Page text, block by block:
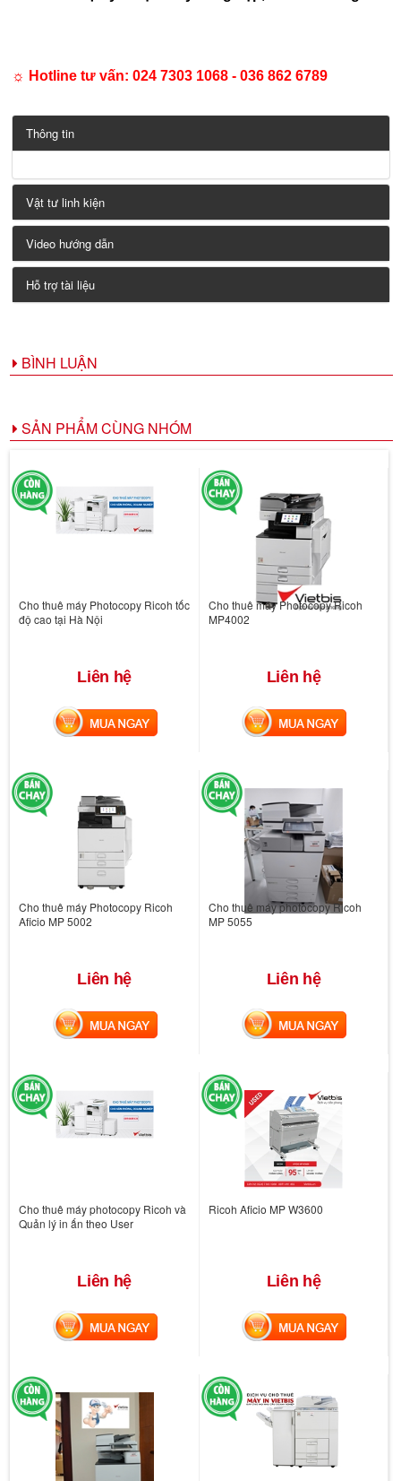
☼ Hotline tư vấn: 024 7303 1068 - 036 862 6789
Thông tin
Vật tư linh kiện
Video hướng dẫn
Hỗ trợ tài liệu
BÌNH LUẬN
SẢN PHẨM CÙNG NHÓM
Cho thuê máy Photocopy Ricoh tốc
độ cao tại Hà Nội
Liên hệ
MUA NGAY
Cho thuê máy Photocopy Ricoh
MP4002
Liên hệ
MUA NGAY
Cho thuê máy Photocopy Ricoh
Aficio MP 5002
Liên hệ
MUA NGAY
Cho thuê máy photocopy Ricoh
MP 5055
Liên hệ
MUA NGAY
Cho thuê máy photocopy Ricoh và
Quản lý in ấn theo User
Liên hệ
MUA NGAY
Ricoh Aficio MP W3600
Liên hệ
MUA NGAY